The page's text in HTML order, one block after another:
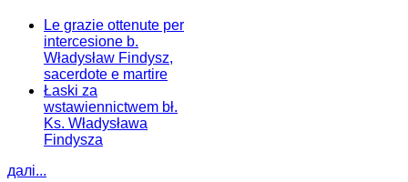
Le grazie ottenute per
intercesione b.
Władysław Findysz,
sacerdote e martire
Łaski za
wstawiennictwem bł.
Ks. Władysława
Findysza
далі...